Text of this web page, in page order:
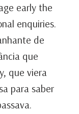
early the
enquiries.
de
que
que viera
para saber